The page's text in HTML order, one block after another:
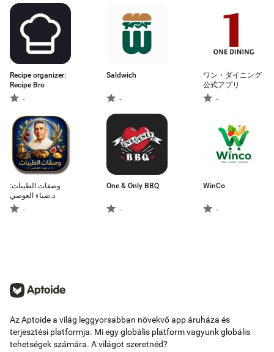
Recipe organizer:
Recipe Bro
-
Saldwich
-
ワン・ダイニング
公式アプリ
-
وصفات الطيبات:
د.ضياء العوضي
-
One & Only BBQ
-
WinCo
-
Az Aptoide a világ leggyorsabban növekvő app áruháza és
terjesztési platformja. Mi egy globális platform vagyunk globális
tehetségek számára. A világot szeretnéd?